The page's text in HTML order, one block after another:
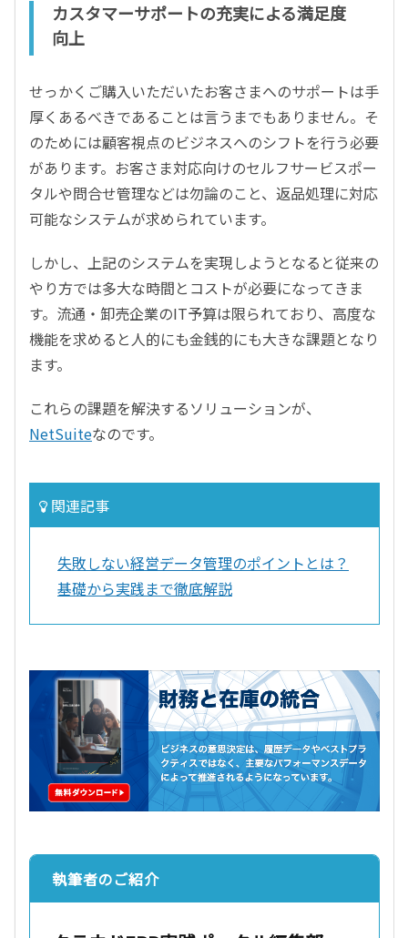
カスタマーサポートの充実による満足度
向上
せっかくご購入いただいたお客さまへのサポートは手
厚くあるべきであることは言うまでもありません。そ
のためには顧客視点のビジネスへのシフトを行う必要
があります。お客さま対応向けのセルフサービスポー
タルや問合せ管理などは勿論のこと、返品処理に対応
可能なシステムが求められています。
しかし、上記のシステムを実現しようとなると従来の
やり方では多大な時間とコストが必要になってきま
す。流通・卸売企業のIT予算は限られており、高度な
機能を求めると人的にも金銭的にも大きな課題となり
ます。
これらの課題を解決するソリューションが、
NetSuiteなのです。
関連記事
失敗しない経営データ管理のポイントとは？
基礎から実践まで徹底解説
執筆者のご紹介